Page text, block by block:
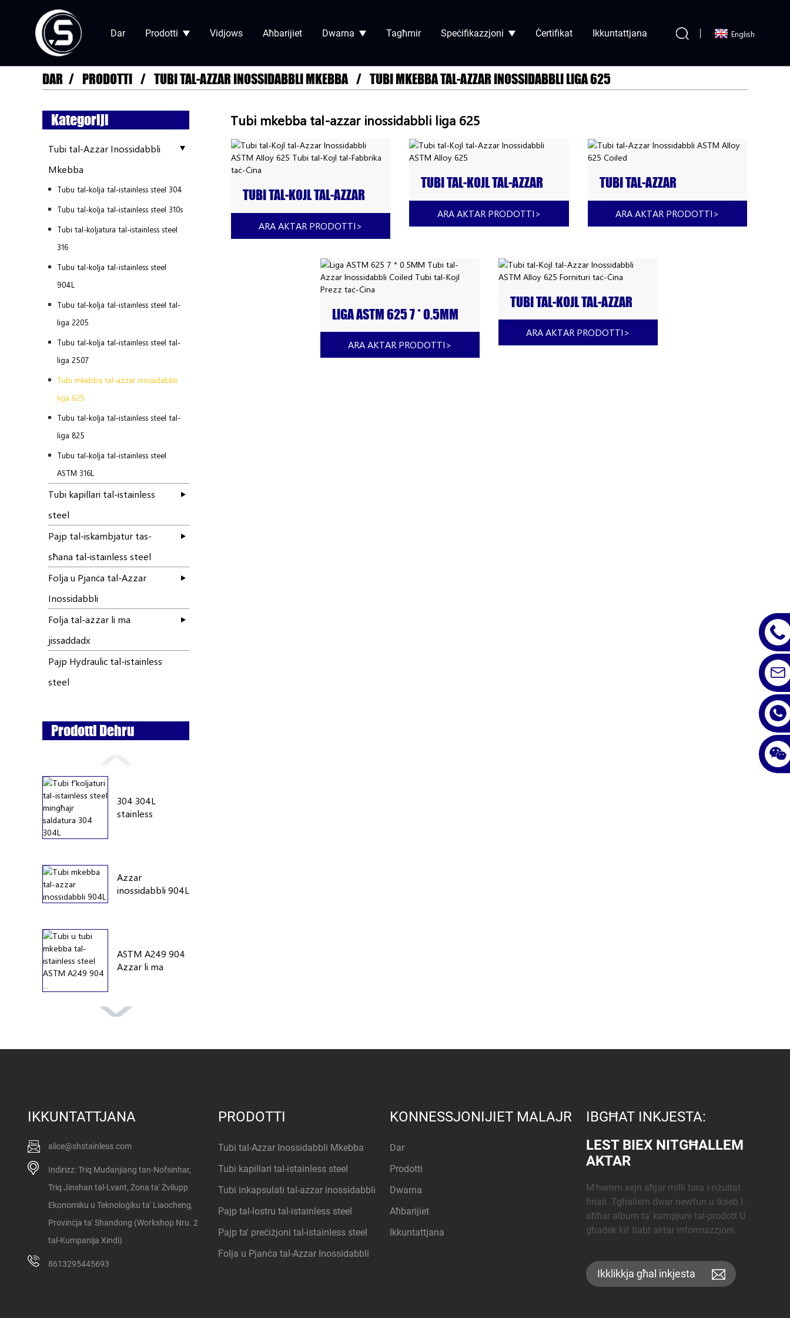
Dar Prodotti Vidjows Aħbarijiet Dwarna Tagħmir Speċifikazzjoni Ċertifikat Ikkuntattjana English
DAR PRODOTTI TUBI TAL-AZZAR INOSSIDABBLI MKEBBA TUBI MKEBBA TAL-AZZAR INOSSIDABBLI LIGA 625
Kategoriji
Tubi tal-Azzar Inossidabbli
Mkebba
Tubu tal-kolja tal-istainless steel 304
Tubu tal-kolja tal-istainless steel 310s
Tubi tal-koljatura tal-istainless steel
316
Tubu tal-kolja tal-istainless steel
904L
Tubu tal-kolja tal-istainless steel tal-
liga 2205
Tubu tal-kolja tal-istainless steel tal-
liga 2507
Tubi mkebba tal-azzar inossidabbli
liga 625
Tubu tal-kolja tal-istainless steel tal-
liga 825
Tubu tal-kolja tal-istainless steel
ASTM 316L
Tubi kapillari tal-istainless
steel
Pajp tal-iskambjatur tas-
sħana tal-istainless steel
Folja u Pjanċa tal-Azzar
Inossidabbli
Folja tal-azzar li ma
jissaddadx
Pajp Hydraulic tal-istainless
steel
Prodotti Dehru
304 304L
stainless
Azzar
inossidabbli 904L
ASTM A249 904
Azzar li ma
istainless steel
Tubi mkebba tal-azzar inossidabbli liga 625
TUBI TAL-KOJL TAL-AZZAR
INOSSIDABBLI ASTM ALLOY
625 TUBI TAL-KOJL TAL-
FABBRIKA TAĊ-ĊINA
ARA AKTAR PRODOTTI>
TUBI TAL-KOJL TAL-AZZAR
INOSSIDABBLI ASTM ALLOY
625ARA AKTAR PRODOTTI>
TUBI TAL-AZZAR
INOSSIDABBLI ASTM ALLOY
625 COILED
ARA AKTAR PRODOTTI>
LIGA ASTM 625 7 * 0.5MM
TUBI TAL-AZZAR
INOSSIDABBLI COILED TUBI
TAL-KOJL PREZZ TAĊ-ĊINA
ARA AKTAR PRODOTTI>
TUBI TAL-KOJL TAL-AZZAR
INOSSIDABBLI ASTM ALLOY
625 FORNITURI TAĊ-ĊINA
ARA AKTAR PRODOTTI>
IKKUNTATTJANA
alice@shstainless.com
Indirizz: Triq Mudanjiang tan-Nofsinhar,
Triq Jinshan tal-Lvant, Żona ta' Żvilupp
Ekonomiku u Teknoloġiku ta' Liaocheng,
Provinċja ta' Shandong (Workshop Nru. 2
tal-Kumpanija Xindi)
8613295445693
PRODOTTI
Tubi tal-Azzar Inossidabbli Mkebba
Tubi kapillari tal-istainless steel
Tubi inkapsulati tal-azzar inossidabbli
Pajp tal-lostru tal-istainless steel
Pajp ta' preċiżjoni tal-istainless steel
Folja u Pjanċa tal-Azzar Inossidabbli
KONNESSJONIJIET MALAJR
Dar
Prodotti
Dwarna
Aħbarijiet
Ikkuntattjana
IBGĦAT INKJESTA:
LEST BIEX NITGĦALLEM
AKTAR
M'hemm xejn aħjar milli tara r-riżultat
finali. Tgħallem dwar newfun u ikseb l-
aħħar album ta' kampjuni tal-prodott U
għadek kif tlabt aktar informazzjoni.
Ikklikkja għal inkjesta